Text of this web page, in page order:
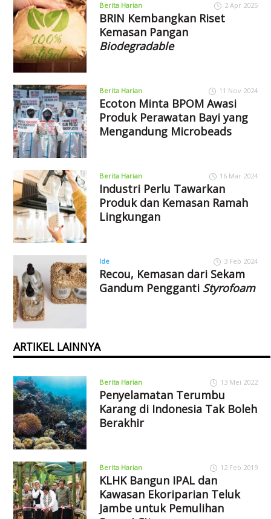
Berita Harian 2 Apr 2025
BRIN Kembangkan Riset
Kemasan Pangan
Biodegradable
Berita Harian 11 Nov 2024
Ecoton Minta BPOM Awasi
Produk Perawatan Bayi yang
Mengandung Microbeads
Berita Harian 16 Mar 2024
Industri Perlu Tawarkan
Produk dan Kemasan Ramah
Lingkungan
Ide 3 Feb 2024
Recou, Kemasan dari Sekam
Gandum Pengganti Styrofoam
ARTIKEL LAINNYA
Berita Harian 13 Mei 2022
Penyelamatan Terumbu
Karang di Indonesia Tak Boleh
Berakhir
Berita Harian 12 Feb 2019
KLHK Bangun IPAL dan
Kawasan Ekoriparian Teluk
Jambe untuk Pemulihan